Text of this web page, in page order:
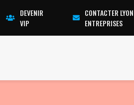
DEVENIR
VIP
CONTACTER LYON
ENTREPRISES